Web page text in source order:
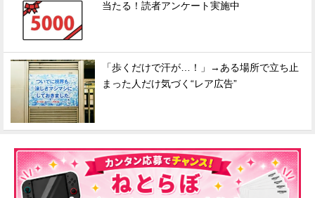
当たる！読者アンケート実施中
「歩くだけで汗が…！」→ある場所で立ち止
まった人だけ気づく“レア広告”